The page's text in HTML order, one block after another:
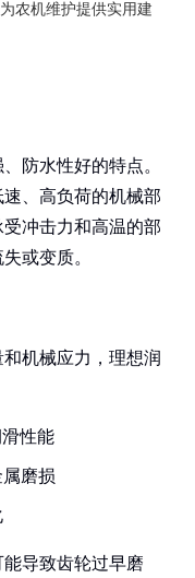
农机维护提供实用建
防水性好的特点。
、高负荷的机械部
冲击力和高温的部
或变质。
机械应力，理想润
性能
属磨损
导致齿轮过早磨